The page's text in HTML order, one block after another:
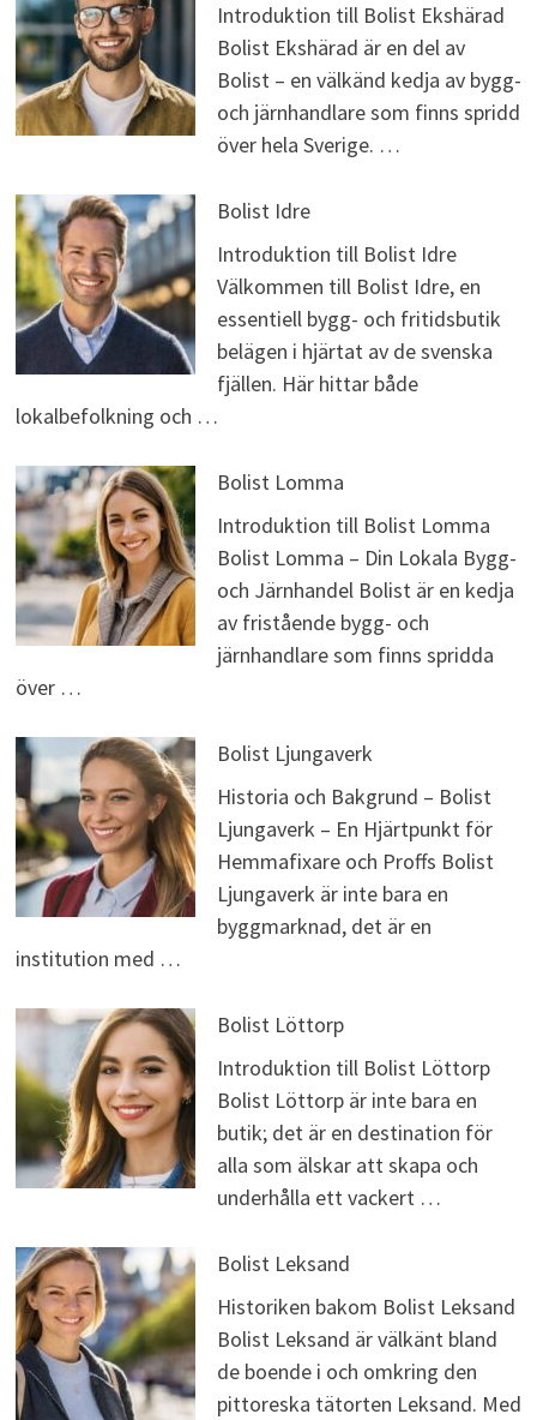
Introduktion till Bolist Ekshärad
Bolist Ekshärad är en del av
Bolist – en välkänd kedja av bygg-
och järnhandlare som finns spridd
över hela Sverige. …
Bolist Idre
Introduktion till Bolist Idre
Välkommen till Bolist Idre, en
essentiell bygg- och fritidsbutik
belägen i hjärtat av de svenska
fjällen. Här hittar både
lokalbefolkning och …
Bolist Lomma
Introduktion till Bolist Lomma
Bolist Lomma – Din Lokala Bygg-
och Järnhandel Bolist är en kedja
av fristående bygg- och
järnhandlare som finns spridda
över …
Bolist Ljungaverk
Historia och Bakgrund – Bolist
Ljungaverk – En Hjärtpunkt för
Hemmafixare och Proffs Bolist
Ljungaverk är inte bara en
byggmarknad, det är en
institution med …
Bolist Löttorp
Introduktion till Bolist Löttorp
Bolist Löttorp är inte bara en
butik; det är en destination för
alla som älskar att skapa och
underhålla ett vackert …
Bolist Leksand
Historiken bakom Bolist Leksand
Bolist Leksand är välkänt bland
de boende i och omkring den
pittoreska tätorten Leksand. Med